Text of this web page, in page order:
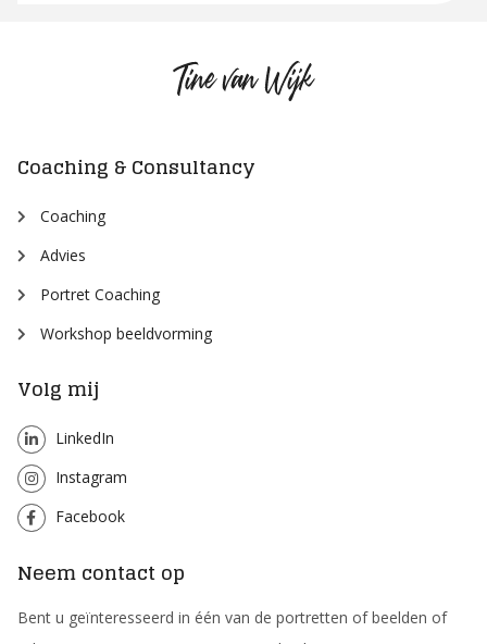
Coaching & Consultancy
Coaching
Advies
Portret Coaching
Workshop beeldvorming
Volg mij
LinkedIn
Instagram
Facebook
Neem contact op
Bent u geïnteresseerd in één van de portretten of beelden of